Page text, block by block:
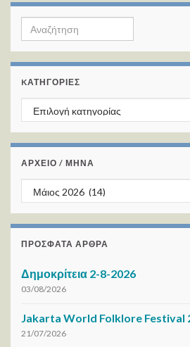
Search for:
KΑΤΗΓΟΡΊΕΣ
Kατηγορίες
ΑΡΧΕΙΟ / ΜΗΝΑ
ΑΡΧΕΙΟ / ΜΗΝΑ
ΠΡΌΣΦΑΤΑ ΆΡΘΡΑ
Δημοκρίτεια 2-8-2026
03/08/2026
Jakarta World Folklore Festival
21/07/2026